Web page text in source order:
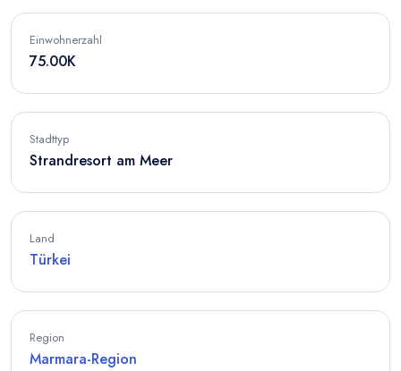
Einwohnerzahl
75.00K
Stadttyp
Strandresort am Meer
Land
Türkei
Region
Marmara-Region